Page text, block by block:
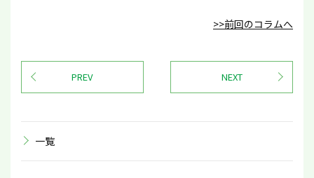
>>前回のコラムへ
PREV NEXT
一覧